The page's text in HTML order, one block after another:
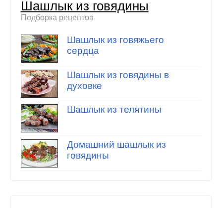
Шашлык из говядины
Подборка рецептов
Шашлык из говяжьего
сердца
Шашлык из говядины в
духовке
Шашлык из телятины
Домашний шашлык из
говядины